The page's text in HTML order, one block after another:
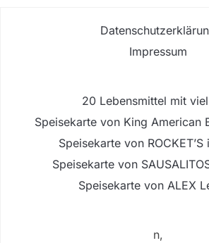
Impressum
20 Lebensmittel mit
Speisekarte von King American
Speisekarte von
Speisekarte von
Speisekarte von ALEX
n,